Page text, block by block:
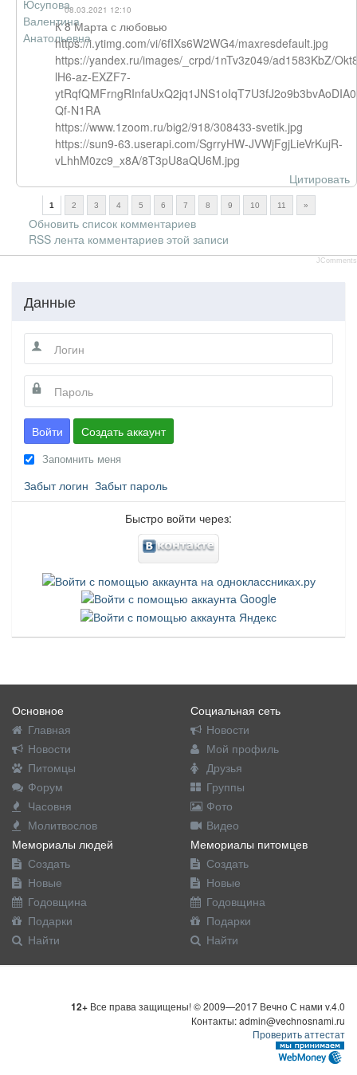
08.03.2021 12:10
К 8 Марта с любовью
https://i.ytimg.com/vi/6fIXs6W2WG4/maxresdefault.jpg
https://yandex.ru/images/_crpd/1nTv3z049/ad1583KbZ/
lH6-az-EXZF7-
Qf-N1RA
https://www.1zoom.ru/big2/918/308433-svetik.jpg
https://sun9-63.userapi.com/SgrryHW-JVWjFgjLieVrKujR-
vLhhM0zc9_x8A/8T3pU8aQU6M.jpg
Цитировать
1 2 3 4 5 6 7 8 9 10 11 »
Обновить список комментариев
RSS лента комментариев этой записи
JComments
Данные
Войти Создать аккаунт
Запомнить меня
Забыт логин Забыт пароль
Быстро войти через:
Основное
Главная
Новости
Питомцы
Форум
Часовня
Молитвослов
Социальная сеть
Новости
Мой профиль
Друзья
Группы
Фото
Видео
Мемориалы людей
Создать
Новые
Годовщина
Подарки
Найти
Мемориалы питомцев
Создать
Новые
Годовщина
Подарки
Найти
12+ Все права защищены! © 2009—2017 Вечно С нами v.4.0
Контакты: admin@vechnosnami.ru
Проверить аттестат